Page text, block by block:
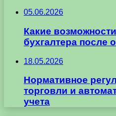
05.06.2026
Какие
бухгалтера после
18.05.2026
Нормативное
торговли и
учета